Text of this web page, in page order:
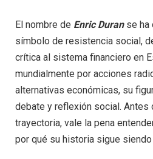
El nombre de Enric Duranse ha
símbolo de resistencia social,
crítica al sistema financiero en
mundialmente por acciones
alternativas económicas, su
debate y reflexión social. Antes
trayectoria, vale la pena
por qué su historia sigue